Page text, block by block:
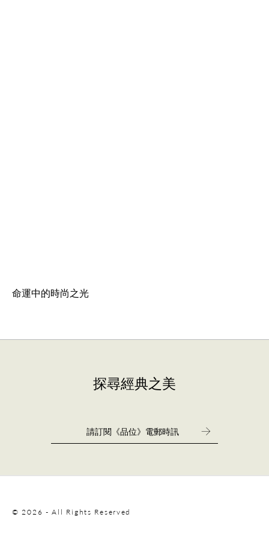
命運中的時尚之光
探尋經典之美
© 2026 - All Rights Reserved